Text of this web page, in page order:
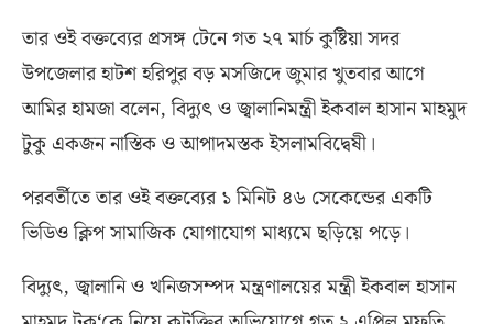
তার ওই বক্তব্যের প্রসঙ্গ টেনে গত ২৭ মার্চ কুষ্টিয়া সদর
উপজেলার হাটশ হরিপুর বড় মসজিদে জুমার খুতবার আগে
আমির হামজা বলেন,বিদ্যুৎ ও জ্বালানিমন্ত্রী ইকবাল হাসান মাহমুদ
টুকু একজন নাস্তিক ও আপাদমস্তক ইসলামবিদ্বেষী।
পরবর্তীতে তার ওই বক্তব্যের ১ মিনিট ৪৬ সেকেন্ডের একটি
ভিডিও ক্লিপ সামাজিক যোগাযোগ মাধ্যমে ছড়িয়ে পড়ে।
বিদ্যুৎ,জ্বালানি ও খনিজসম্পদ মন্ত্রণালয়ের মন্ত্রী ইকবাল হাসান